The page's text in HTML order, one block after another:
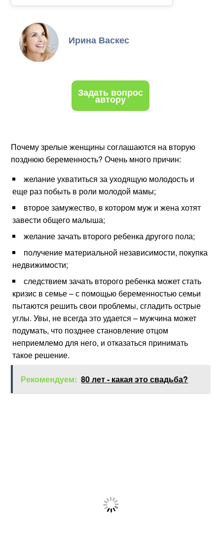
Ирина Васкес
Задать вопрос
автору
Почему зрелые женщины соглашаются на вторую
позднюю беременность? Очень много причин:
желание ухватиться за уходящую молодость и
еще раз побыть в роли молодой мамы;
второе замужество, в котором муж и жена хотят
завести общего малыша;
желание зачать второго ребенка другого пола;
получение материальной независимости, покупка
недвижимости;
следствием зачать второго ребенка может стать
кризис в семье – с помощью беременностью семьи
пытаются решить свои проблемы, сгладить острые
углы. Увы, не всегда это удается – мужчина может
подумать, что позднее становление отцом
неприемлемо для него, и отказаться принимать
такое решение.
Рекомендуем: 80 лет - какая это свадьба?